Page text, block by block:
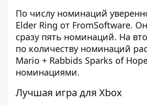
По числу номинаций
Elder Ring от FromSoftware.
сразу пять номинаций. На
по количеству номинаций
Mario + Rabbids Sparks of
номинациями.
Лучшая игра для Xbox